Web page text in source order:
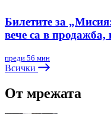
Билетите за
вече са в продажба,
преди 56 мин
Всички
От мрежата